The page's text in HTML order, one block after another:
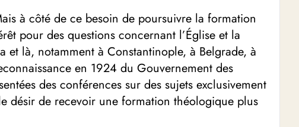
à côté de ce besoin de poursuivre la formation
pour des questions concernant l’Église et la
là, notamment à Constantinople, à Belgrade, à
en 1924 du Gouvernement des
des conférences sur des sujets exclusivement
désir de recevoir une formation théologique plus